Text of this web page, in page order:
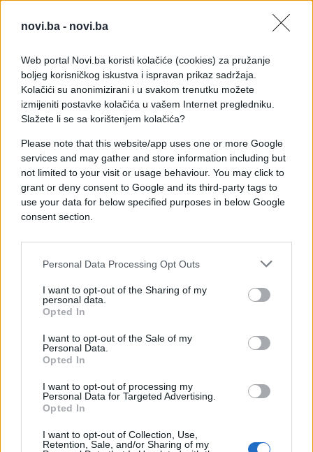
novi.ba - novi.ba
Web portal Novi.ba koristi kolačiće (cookies) za pružanje
boljeg korisničkog iskustva i ispravan prikaz sadržaja.
Kolačići su anonimizirani i u svakom trenutku možete
izmijeniti postavke kolačića u vašem Internet pregledniku.
Slažete li se sa korištenjem kolačića?
Please note that this website/app uses one or more Google
services and may gather and store information including but
not limited to your visit or usage behaviour. You may click to
grant or deny consent to Google and its third-party tags to
use your data for below specified purposes in below Google
consent section.
Personal Data Processing Opt Outs
I want to opt-out of the Sharing of my
personal data.
Opted In
I want to opt-out of the Sale of my
Personal Data.
Opted In
I want to opt-out of processing my
Personal Data for Targeted Advertising.
Opted In
I want to opt-out of Collection, Use,
Retention, Sale, and/or Sharing of my
Ovaj čovjek je genije: Upalio je vatru uz pomoć
leda (VIDEO)
Saznaj više
CRNA HRONIKA
12.05.17. 17:38
STUDENT SPREČIO TRAGEDIJU: Zapalio se
autobus pun putnika kod Posušja
Saznaj više